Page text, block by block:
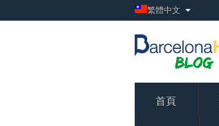
繁體中文
首頁